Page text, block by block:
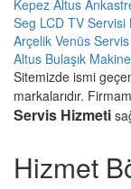
Kepez Altus
Seg LCD TV Servisi
Arçelik Venüs
Altus Bulaşık
Sitemizde ismi
markalarıdır.
Servis Hizmeti
Hizmet